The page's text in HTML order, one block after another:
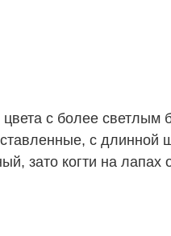
цвета с более
с
зато когти на лапах